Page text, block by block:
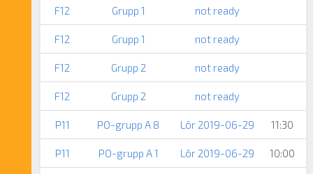
F12 Grupp 1 not ready
F12 Grupp 1 not ready
F12 Grupp 2 not ready
F12 Grupp 2 not ready
P11 PO-grupp A 8 Lör 2019-06-29 11:30
P11 PO-grupp A 1 Lör 2019-06-29 10:00